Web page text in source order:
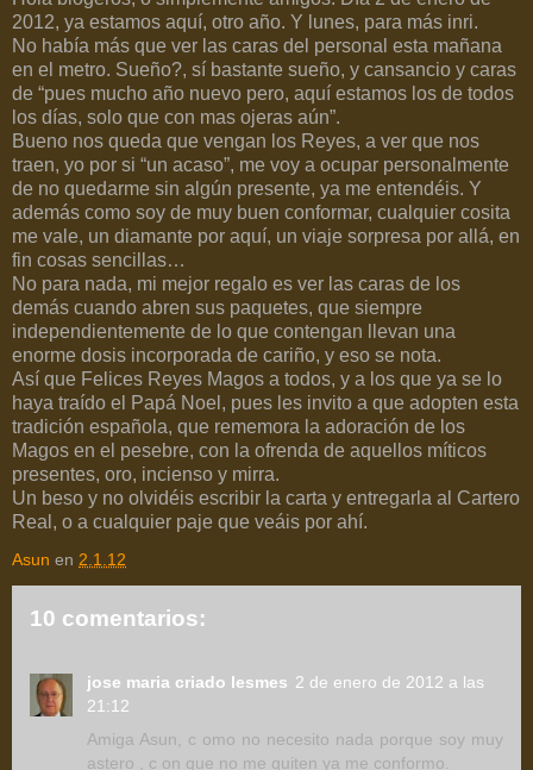
2012, ya estamos aquí, otro año. Y lunes, para más inri.
No había más que ver las caras del personal esta mañana
en el metro. Sueño?, sí bastante sueño, y cansancio y caras
de “pues mucho año nuevo pero, aquí estamos los de todos
los días, solo que con mas ojeras aún”.
Bueno nos queda que vengan los Reyes, a ver que nos
traen, yo por si “un acaso”, me voy a ocupar personalmente
de no quedarme sin algún presente, ya me entendéis. Y
además como soy de muy buen conformar, cualquier cosita
me vale, un diamante por aquí, un viaje sorpresa por allá, en
fin cosas sencillas…
No para nada, mi mejor regalo es ver las caras de los
demás cuando abren sus paquetes, que siempre
independientemente de lo que contengan llevan una
enorme dosis incorporada de cariño, y eso se nota.
Así que Felices Reyes Magos a todos, y a los que ya se lo
haya traído el Papá Noel, pues les invito a que adopten esta
tradición española, que rememora la adoración de los
Magos en el pesebre, con la ofrenda de aquellos míticos
presentes, oro, incienso y mirra.
Un beso y no olvidéis escribir la carta y entregarla al Cartero
Real, o a cualquier paje que veáis por ahí.
Asun en 2.1.12
10 comentarios:
jose maria criado lesmes 2 de enero de 2012 a las
21:12
Amiga Asun, c omo no necesito nada porque soy muy
astero , c on que no me quiten ya me conformo.